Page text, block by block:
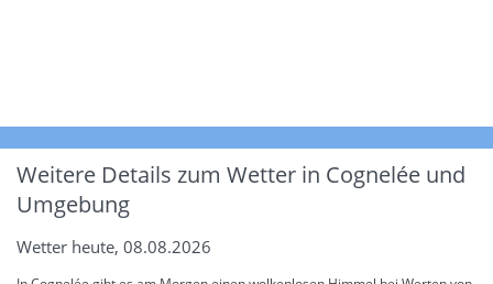
Weitere Details zum Wetter in Cognelée und
Umgebung
Wetter heute, 08.08.2026